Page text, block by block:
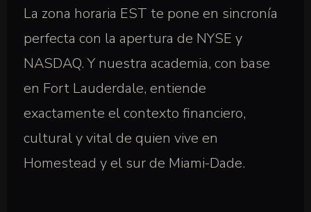
La zona horaria EST te pone en sincronía
perfecta con la apertura de NYSE y
NASDAQ. Y nuestra academia, con base
en Fort Lauderdale, entiende
exactamente el contexto financiero,
cultural y vital de quien vive en
Homestead y el sur de Miami-Dade.